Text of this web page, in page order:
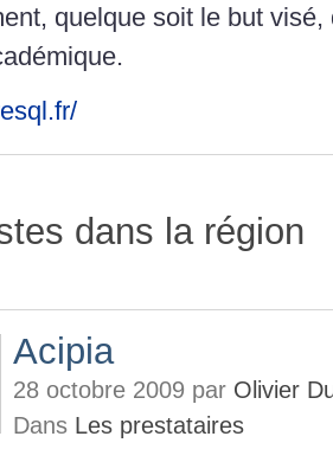
quelque soit le but visé,
dans la région
Acipia
28 octobre 2009 par Olivier
Dans Les prestataires